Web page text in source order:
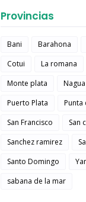
Provincias
Bani Barahona
Cotui
La romana
Monte plata
Nagua
Puerto Plata
Punta
San Francisco
San
Sanchez ramirez
Santo Domingo
sabana de la mar